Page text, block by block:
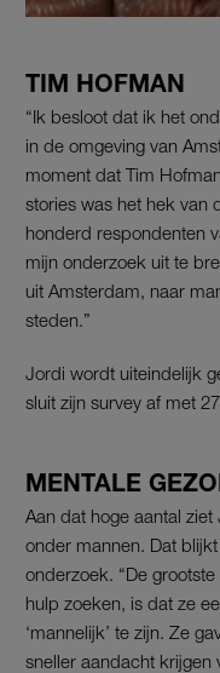
TIM HOFMAN
“Ik besloot dat ik het
in de omgeving van
moment dat Tim
stories was het hek van
honderd respondenten
mijn onderzoek uit te
uit Amsterdam, naar
steden.”
Jordi wordt uiteindelijk
sluit zijn survey af met
MENTALE
Aan dat hoge aantal
onder mannen. Dat
onderzoek. “De
hulp zoeken, is dat ze
‘mannelijk’ te zijn. Ze
sneller aandacht krijgen